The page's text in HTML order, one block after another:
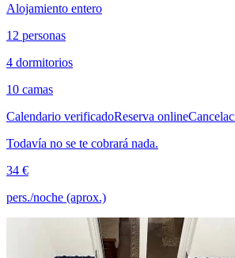
Alojamiento entero
12 personas
4 dormitorios
10 camas
Calendario verificadoReserva online
Todavía no se te cobrará nada.
34 €
pers./noche (aprox.)